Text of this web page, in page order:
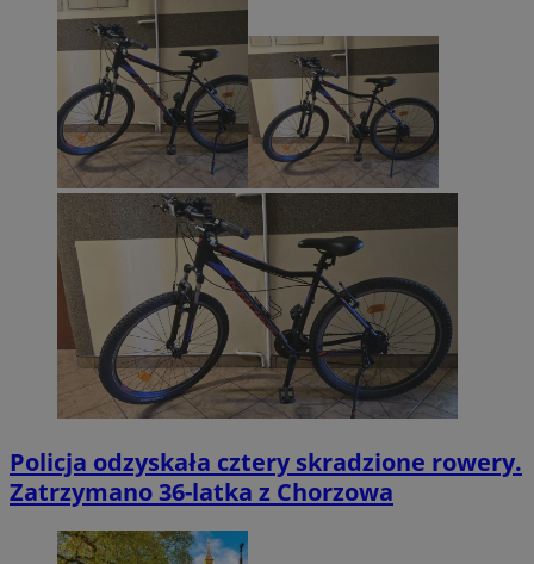
Policja odzyskała cztery skradzione rowery.
Zatrzymano 36-latka z Chorzowa